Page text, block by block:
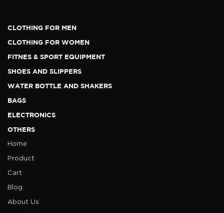
CLOTHING FOR MEN
CLOTHING FOR WOMEN
FITNES & SPORT EQUIPMENT
SHOES AND SLIPPERS
WATER BOTTLE AND SHAKERS
BAGS
ELECTRONICS
OTHERS
Home
Product
Cart
Blog
About Us